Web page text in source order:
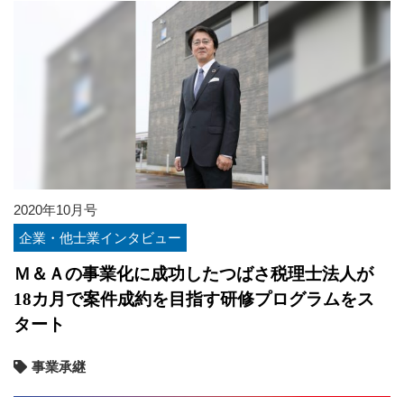
2020年10月号
企業・他士業インタビュー
Ｍ＆Ａの事業化に成功したつばさ税理士法人が
18カ月で案件成約を目指す研修プログラムをス
タート
事業承継